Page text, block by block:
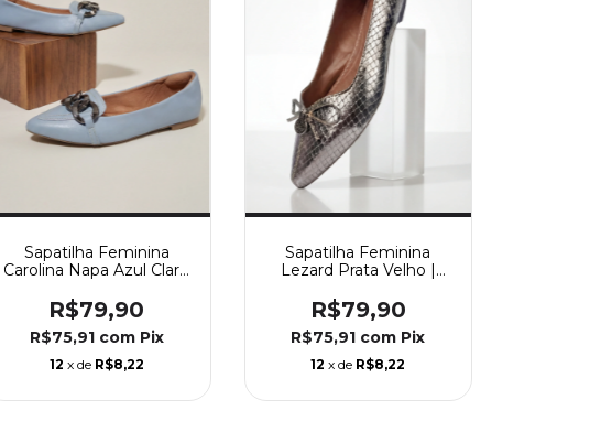
Sapatilha Feminina
Carolina Napa Azul Claro
R$79,90
R$75,91 com Pix
12 x de R$8,22
Sapatilha Feminina
Lezard Prata Velho |
R$79,90
R$75,91 com Pix
12 x de R$8,22